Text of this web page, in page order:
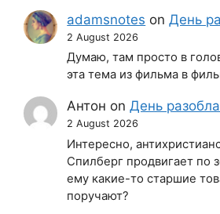
adamsnotes onДень
2 August 2026
Думаю, там просто в
эта тема из фильма в
Антон onДень
2 August 2026
Интересно,
Спилберг продвигает по
ему какие-то старшие
поручают?